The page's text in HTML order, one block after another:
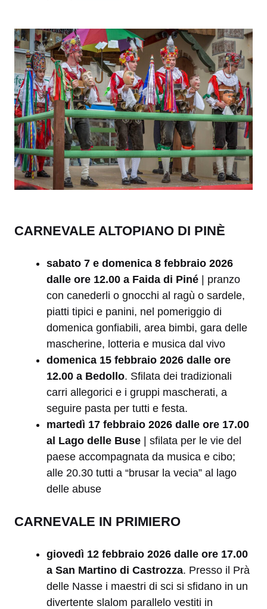
CARNEVALE ALTOPIANO DI PINÈ
sabato 7 e domenica 8 febbraio 2026
dalle ore 12.00 a Faida di Piné | pranzo
con canederli o gnocchi al ragù o sardele,
piatti tipici e panini, nel pomeriggio di
domenica gonfiabili, area bimbi, gara delle
mascherine, lotteria e musica dal vivo
domenica 15 febbraio 2026 dalle ore
12.00 a Bedollo. Sfilata dei tradizionali
carri allegorici e i gruppi mascherati, a
seguire pasta per tutti e festa.
martedì 17 febbraio 2026 dalle ore 17.00
al Lago delle Buse | sfilata per le vie del
paese accompagnata da musica e cibo;
alle 20.30 tutti a “brusar la vecia” al lago
delle abuse
CARNEVALE IN PRIMIERO
giovedì 12 febbraio 2026 dalle ore 17.00
a San Martino di Castrozza. Presso il Prà
delle Nasse i maestri di sci si sfidano in un
divertente slalom parallelo vestiti in